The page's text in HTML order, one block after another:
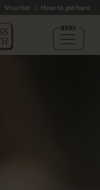
Voucher How to get here
MENU